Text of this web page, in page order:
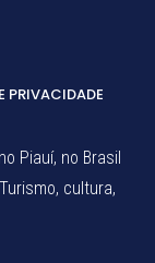
PRIVACIDADE
Piauí, no Brasil
cultura,